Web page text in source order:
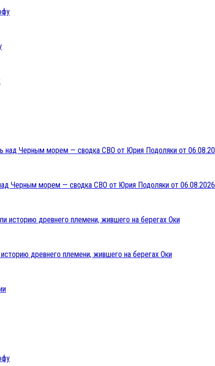
над Черным морем — сводка СВО от Юрия Подоляки от 06.08.2026
древнего племени, жившего на берегах Оки